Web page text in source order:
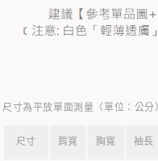
尺寸為平放單面測量（單位：公
尺寸 肩寬 胸寬 袖長